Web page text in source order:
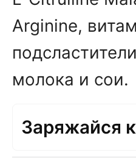
Arginine,
молока и сои.
Заряжайся